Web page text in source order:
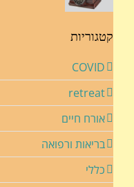
קטגוריות
COVID
retreat
אורח חיים
בריאות ורפואה
כללי